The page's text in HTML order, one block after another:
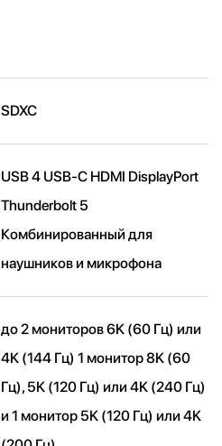
SDXC
USB 4 USB-C HDMI DisplayPort
Thunderbolt 5
Комбинированный для
наушников и микрофона
до 2 мониторов 6K (60 Гц) или
4K (144 Гц) 1 монитор 8K (60
Гц), 5K (120 Гц) или 4K (240 Гц)
и 1 монитор 5K (120 Гц) или 4K